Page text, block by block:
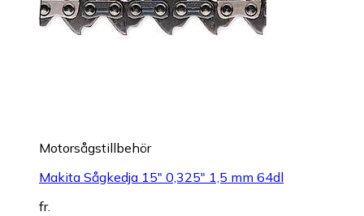
Motorsågstillbehör
Makita Sågkedja 15" 0,325" 1,5 mm 64dl
fr.